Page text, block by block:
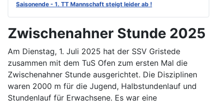
Saisonende - 1. TT Mannschaft steigt leider ab !
Zwischenahner Stunde 2025
Am Dienstag, 1. Juli 2025 hat der SSV Gristede
zusammen mit dem TuS Ofen zum ersten Mal die
Zwischenahner Stunde ausgerichtet. Die Disziplinen
waren 2000 m für die Jugend, Halbstundenlauf und
Stundenlauf für Erwachsene. Es war eine